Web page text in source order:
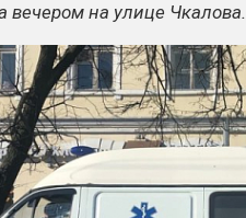
вечером на улице Чкалова.